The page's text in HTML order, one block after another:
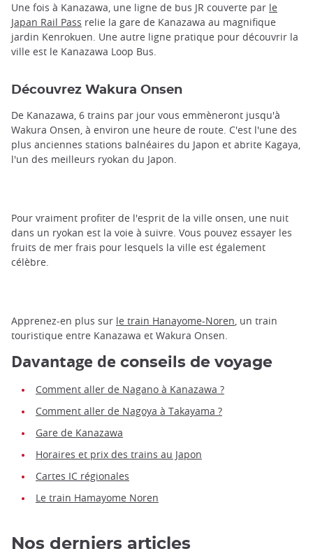
Une fois à Kanazawa, une ligne de bus JR couverte par le
Japan Rail Pass relie la gare de Kanazawa au magnifique
jardin Kenrokuen. Une autre ligne pratique pour découvrir la
ville est le Kanazawa Loop Bus.
Découvrez Wakura Onsen
De Kanazawa, 6 trains par jour vous emmèneront jusqu'à
Wakura Onsen, à environ une heure de route. C'est l'une des
plus anciennes stations balnéaires du Japon et abrite Kagaya,
l'un des meilleurs ryokan du Japon.
Pour vraiment profiter de l'esprit de la ville onsen, une nuit
dans un ryokan est la voie à suivre. Vous pouvez essayer les
fruits de mer frais pour lesquels la ville est également
célèbre.
Apprenez-en plus sur le train Hanayome-Noren, un train
touristique entre Kanazawa et Wakura Onsen.
Davantage de conseils de voyage
Comment aller de Nagano à Kanazawa ?
Comment aller de Nagoya à Takayama ?
Gare de Kanazawa
Horaires et prix des trains au Japon
Cartes IC régionales
Le train Hamayome Noren
Nos derniers articles